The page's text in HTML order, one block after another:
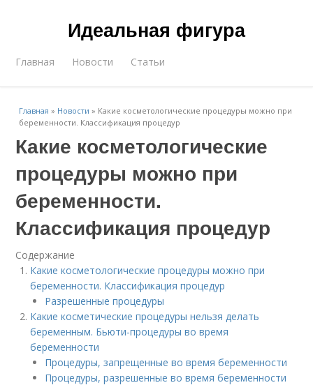
Идеальная фигура
Главная Новости Статьи
Главная » Новости » Какие косметологические процедуры можно при
беременности. Классификация процедур
Какие косметологические
процедуры можно при
беременности.
Классификация процедур
Содержание
Какие косметологические процедуры можно при
беременности. Классификация процедур
Разрешенные процедуры
Какие косметические процедуры нельзя делать
беременным. Бьюти-процедуры во время
беременности
Процедуры, запрещенные во время беременности
Процедуры, разрешенные во время беременности